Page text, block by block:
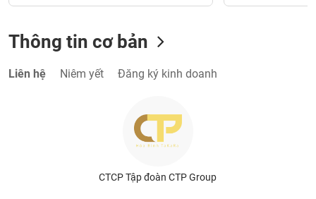
Thông tin cơ bản
Liên hệ Niêm yết Đăng ký kinh doanh
CTCP Tập đoàn CTP Group